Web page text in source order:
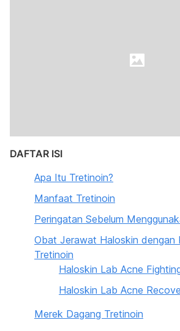
DAFTAR ISI
Apa Itu Tretinoin?
Manfaat Tretinoin
Peringatan Sebelum
Obat Jerawat Haloskin dengan
Tretinoin
Haloskin Lab Acne
Haloskin Lab Acne
Merek Dagang Tretinoin